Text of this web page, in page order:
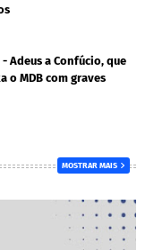
Adeus a Confúcio, que
o MDB com graves
MOSTRAR MAIS